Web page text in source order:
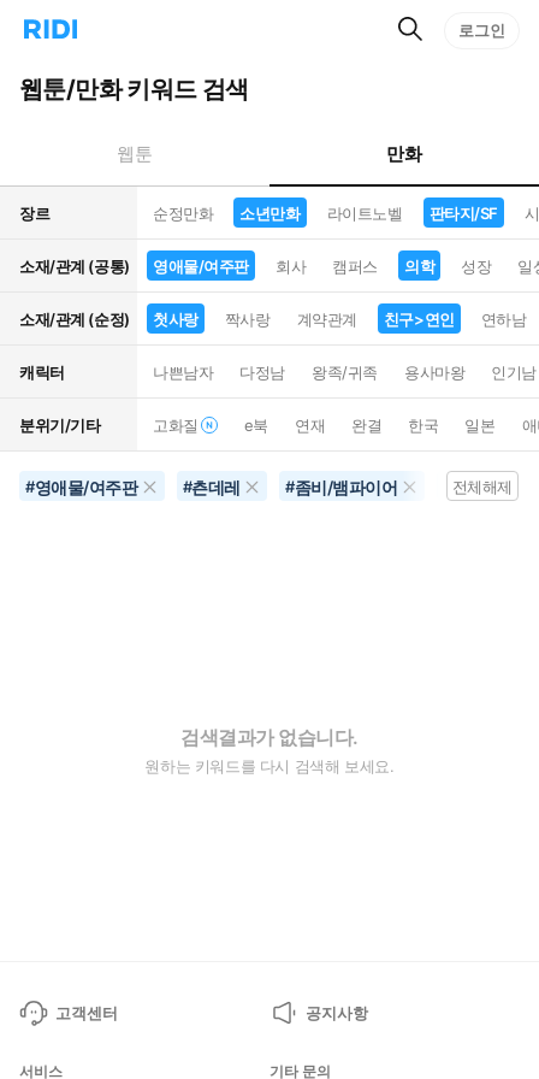
리
홈
으
턴
트
검
로그인
웹툰/만화 키워드 검색
웹툰 만화
장르 순정만화 소년만화 라이트노벨 판타지/SF
소재/관계 (공통) 영애물/여주판 회사 캠퍼스 의학 성장 일
소재/관계 (순정) 첫사랑 짝사랑 계약관계 친구>연인 연하남
캐릭터 나쁜남자 다정남 왕족/귀족 용사마왕 인기남
분위기/기타 고화질 e북 연재 완결 한국 일본
#영애물/여주판 #츤데레 #좀비/뱀파이어 영화화
전체해제
검색결과가 없습니다.
원하는 키워드를 다시 검색해 보세요.
고객센터 공지사항
서비스 기타 문의